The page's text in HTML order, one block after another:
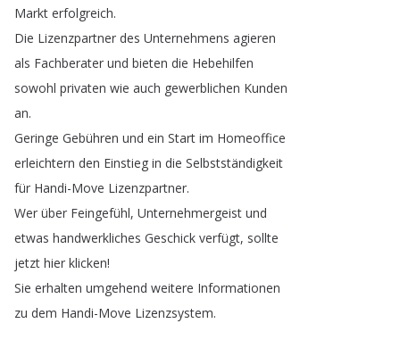
Markt erfolgreich.
Die Lizenzpartner des Unternehmens agieren
als Fachberater und bieten die Hebehilfen
sowohl privaten wie auch gewerblichen Kunden
an.
Geringe Gebühren und ein Start im Homeoffice
erleichtern den Einstieg in die Selbstständigkeit
für Handi-Move Lizenzpartner.
Wer über Feingefühl, Unternehmergeist und
etwas handwerkliches Geschick verfügt, sollte
jetzt hier klicken!
Sie erhalten umgehend weitere Informationen
zu dem Handi-Move Lizenzsystem.